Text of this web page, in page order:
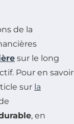
de la
sur le long
Pour en savoir
sur la
, en